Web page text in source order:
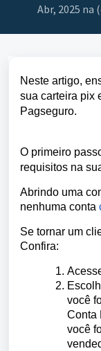
Abr, 2025 na
Neste artigo,
sua carteira pix
Pagseguro.
O primeiro
requisitos na
Abrindo uma
nenhuma conta
Se tornar um
Confira:
você
Conta
você